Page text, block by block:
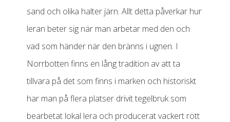
sand och olika halter järn. Allt detta påverkar hur
leran beter sig när man arbetar med den och
vad som händer när den bränns i ugnen. I
Norrbotten finns en lång tradition av att ta
tillvara på det som finns i marken och historiskt
har man på flera platser drivit tegelbruk som
bearbetat lokal lera och producerat vackert rött